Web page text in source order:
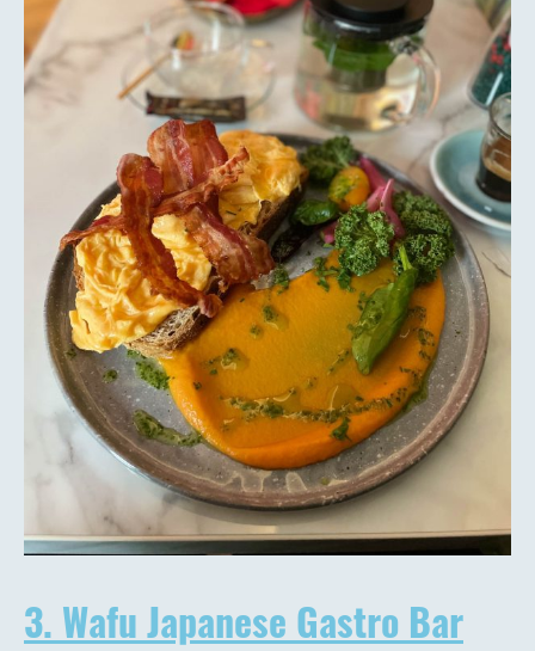
3. Wafu Japanese Gastro Bar